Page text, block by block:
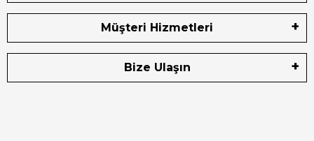
Müşteri Hizmetleri
Bize Ulaşın